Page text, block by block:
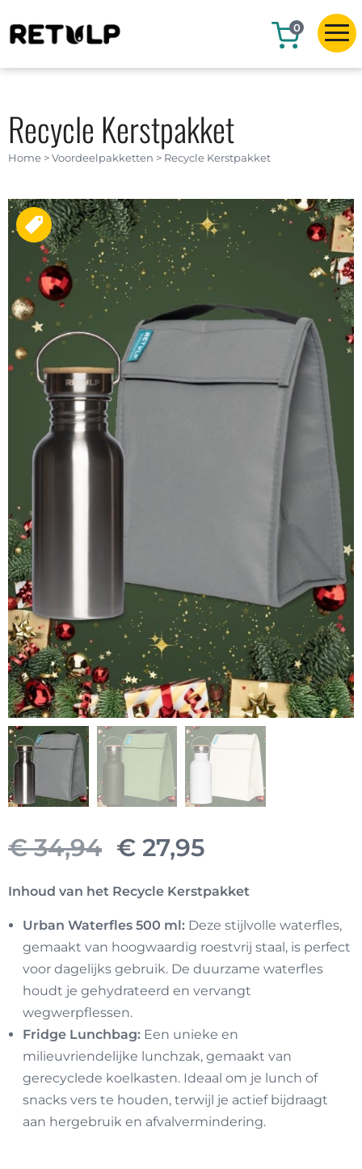
0
Home >Voordeelpakketten > Recycle Kerstpakket
Recycle Kerstpakket
€34,94 Oorspronkelijke
prijs
was:
€ 34,94.
€ 27,95
prijs
is:
€ 27,95.
Inhoud van het Recycle Kerstpakket
Urban Waterfles 500 ml: Deze stijlvolle waterfles,
gemaakt van hoogwaardig roestvrij staal, is perfect
voor dagelijks gebruik. De duurzame waterfles
houdt je gehydrateerd en vervangt
wegwerpflessen.
Fridge Lunchbag: Een unieke en
milieuvriendelijke lunchzak, gemaakt van
gerecyclede koelkasten. Ideaal om je lunch of
snacks vers te houden, terwijl je actief bijdraagt
aan hergebruik en afvalvermindering.